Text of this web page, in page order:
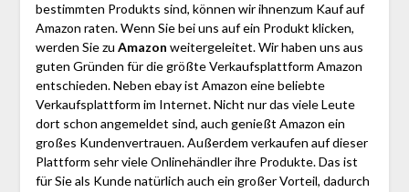
bestimmten Produkts sind, können wir ihnenzum Kauf auf
Amazon raten. Wenn Sie bei uns auf ein Produkt klicken,
werden Sie zu Amazon weitergeleitet. Wir haben uns aus
guten Gründen für die größte Verkaufsplattform Amazon
entschieden. Neben ebay ist Amazon eine beliebte
Verkaufsplattform im Internet. Nicht nur das viele Leute
dort schon angemeldet sind, auch genießt Amazon ein
großes Kundenvertrauen. Außerdem verkaufen auf dieser
Plattform sehr viele Onlinehändler ihre Produkte. Das ist
für Sie als Kunde natürlich auch ein großer Vorteil, dadurch